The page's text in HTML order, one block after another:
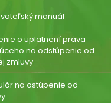
manuál
o uplatnení práva
na odstúpenie od
zmluvy
na ostúpenie od